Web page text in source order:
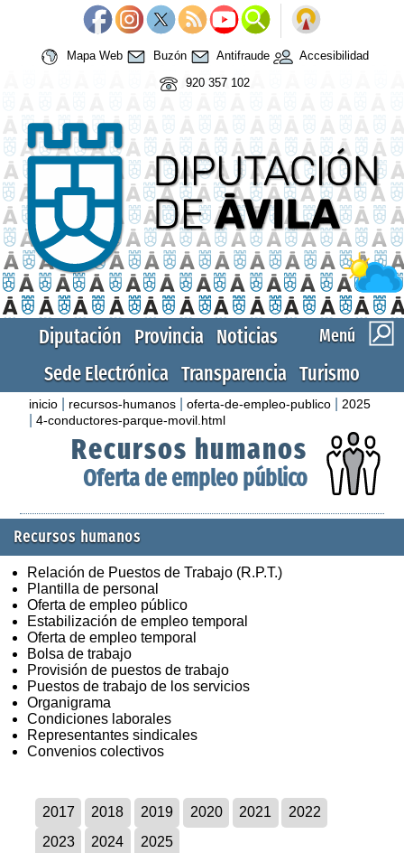
Mapa Web Buzón Antifraude
Accesibilidad
920 357 102
Menú
Diputación Provincia Noticias
Sede Electrónica Transparencia Turismo
inicio recursos-humanos |oferta-de-empleo-publico 2025
|4-conductores-parque-movil.html
Recursos humanos
Oferta de empleo público
Recursos humanos
Relación de Puestos de Trabajo (R.P.T.)
Plantilla de personal
Oferta de empleo público
Estabilización de empleo temporal
Oferta de empleo temporal
Bolsa de trabajo
Provisión de puestos de trabajo
Puestos de trabajo de los servicios
Organigrama
Condiciones laborales
Representantes sindicales
Convenios colectivos
2017 2018 2019 2020 2021
2022
2023
2024 2025